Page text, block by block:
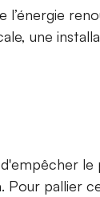
l’énergie
une
le
Pour pallier